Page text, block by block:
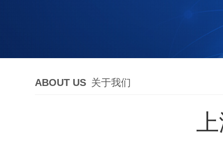
ABOUT US 关于我们